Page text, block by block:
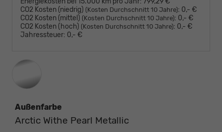
CO2 Kosten (niedrig) (Kosten Durchschnitt 10 Jahre): 0,- €
CO2 Kosten (mittel) (Kosten Durchschnitt 10 Jahre): 0,- €
CO2 Kosten (hoch) (Kosten Durchschnitt 10 Jahre): 0,- €
Jahressteuer: 0,- €
Außenfarbe
Arctic Withe Pearl Metallic